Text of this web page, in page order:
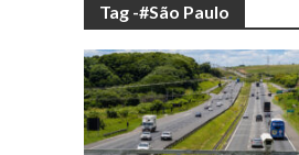
Tag -#São Paulo